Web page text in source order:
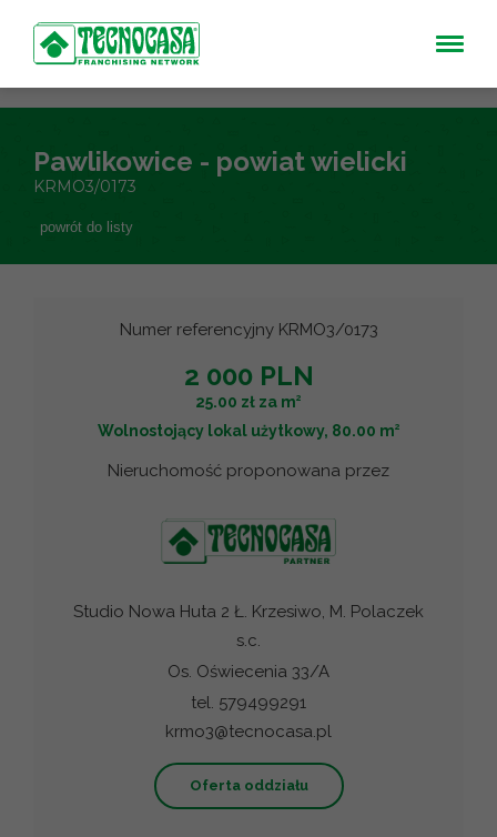
Pawlikowice - powiat wielicki
KRMO3/0173
powrót do listy
Numer referencyjny KRMO3/0173
2 000 PLN
25.00 zł za m2
Wolnostojący lokal użytkowy, 80.00 m2
Nieruchomość proponowana przez
Studio Nowa Huta 2 Ł. Krzesiwo, M. Polaczek
s.c.
Os. Oświecenia 33/A
tel. 579499291
krmo3@tecnocasa.pl
Oferta oddziału